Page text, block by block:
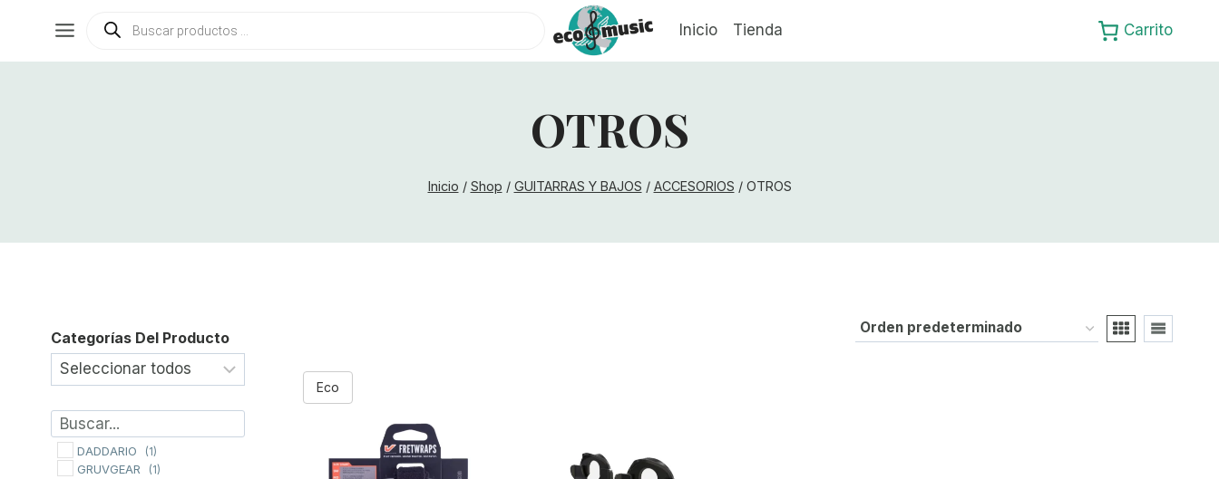
contenido
Búsqueda
Inicio Tienda Carrito
OTROS
Inicio / Shop / GUITARRAS Y BAJOS / ACCESORIOS / OTROS
Eco
Categorías Del Producto
DADDARIO (1)
GRUVGEAR (1)